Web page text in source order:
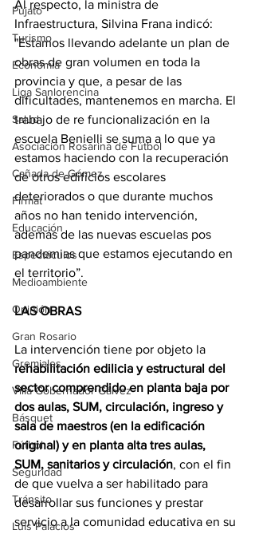
Pujato
Turismo
Economía
Liga Sanlorencina
Salud
Asociación Rosarina de Fútbol
Cañada de Gómez
Firmat
Educación
Espectáculos
Medioambiente
Opinión
Gran Rosario
Gremiales
Villa Gobernador Gálvez
Básquet
Fútbol
Seguridad
Tránsito
Luis Palacios
Al respecto, la ministra de
Infraestructura, Silvina Frana indicó:
"Estamos llevando adelante un plan de
obras de gran volumen en toda la
provincia y que, a pesar de las
dificultades, mantenemos en marcha. El
trabajo de re funcionalización en la
escuela Benielli se suma a lo que ya
estamos haciendo con la recuperación
de otros edificios escolares
deteriorados o que durante muchos
años no han tenido intervención,
además de las nuevas escuelas pos
pandemias que estamos ejecutando en
el territorio”.
LAS OBRAS
La intervención tiene por objeto la
rehabilitación edilicia y estructural del
sector comprendido en planta baja por
dos aulas, SUM, circulación, ingreso y
sala de maestros (en la edificación
original) y en planta alta tres aulas,
SUM, sanitarios y circulación, con el fin
de que vuelva a ser habilitado para
desarrollar sus funciones y prestar
servicio a la comunidad educativa en su